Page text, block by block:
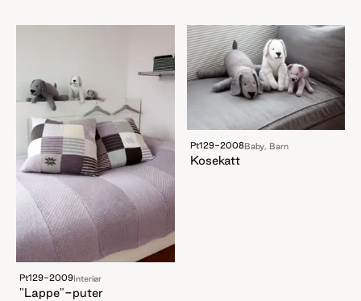
Pt129-2009Interiør
"Lappe"-puter
Pt129-2008Baby, Barn
Kosekatt